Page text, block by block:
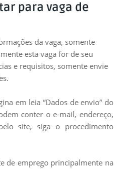
para vaga de
da vaga, somente
esta vaga for de seu
e requisitos, somente envie
em leia “Dados de envio” do
conter o e-mail, endereço,
site, siga o procedimento
de emprego principalmente na